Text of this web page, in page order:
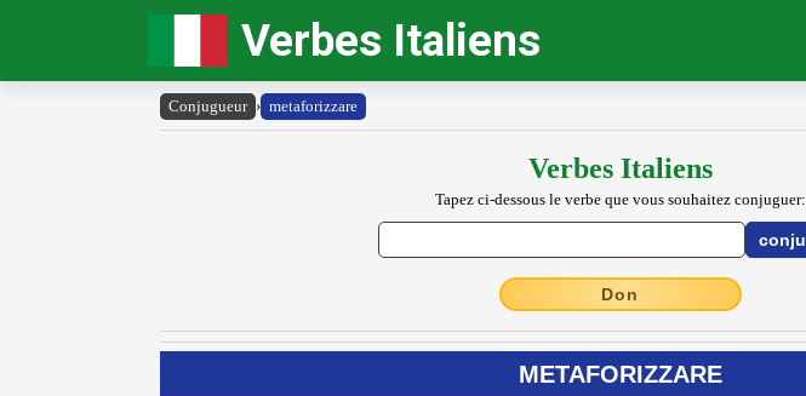
Verbes Italiens
Conjugueur › metaforizzare
Verbes Italiens
Tapez ci-dessous le verbe que vous souhaitez conjuguer:
Don
METAFORIZZARE